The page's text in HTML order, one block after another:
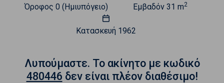
Όροφος 0 (Ημιυπόγειο) Εμβαδόν 31 m2
Κατασκευή 1962
Λυπούμαστε. To ακίνητο με κωδικό
480446 δεν είναι πλέον διαθέσιμο!